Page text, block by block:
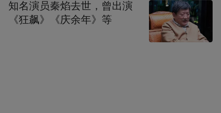
知名演员秦焰去世，曾出演
《狂飙》《庆余年》等